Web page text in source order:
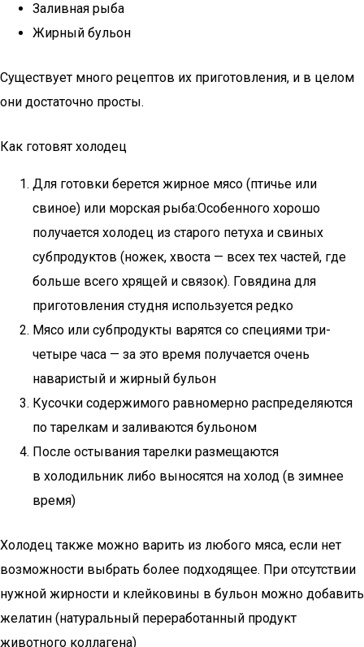
Заливная рыба
Жирный бульон
Существует много рецептов их приготовления, и в целом
они достаточно просты.
Как готовят холодец
Для готовки берется жирное мясо (птичье или
свиное) или морская рыба:Особенного хорошо
получается холодец из старого петуха и свиных
субпродуктов (ножек, хвоста — всех тех частей, где
больше всего хрящей и связок). Говядина для
приготовления студня используется редко
Мясо или субпродукты варятся со специями три-
четыре часа — за это время получается очень
наваристый и жирный бульон
Кусочки содержимого равномерно распределяются
по тарелкам и заливаются бульоном
После остывания тарелки размещаются
в холодильник либо выносятся на холод (в зимнее
время)
Холодец также можно варить из любого мяса, если нет
возможности выбрать более подходящее. При отсутствии
нужной жирности и клейковины в бульон можно добавить
желатин (натуральный переработанный продукт
животного коллагена)